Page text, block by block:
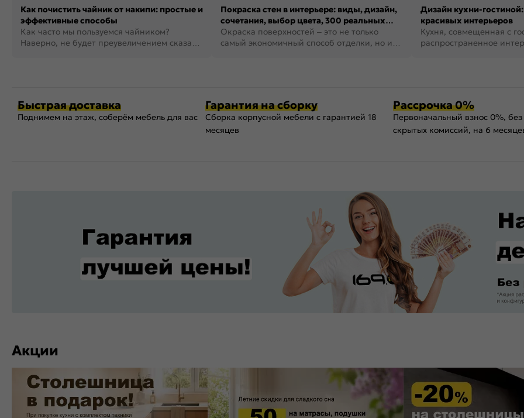
Как почистить чайник от накипи: простые и
эффективные способы
Как часто мы пользуемся чайником?
Наверно, не будет преувеличением сказать,
Покраска стен в интерьере: виды, дизайн,
сочетания, выбор цвета, 300 реальных
фото
Окраска поверхностей – это не только
самый экономичный способ отделки, но и
Дизайн кухни-
красивых интерьеров
Кухня, совмещенная с
распространенное
Быстрая доставка
Поднимем на этаж, соберём мебель для вас
Гарантия на сборку
Сборка корпусной мебели с гарантией 18
месяцев
Рассрочка 0%
Первоначальный взнос 0%,
скрытых комиссий, на 6
Акции